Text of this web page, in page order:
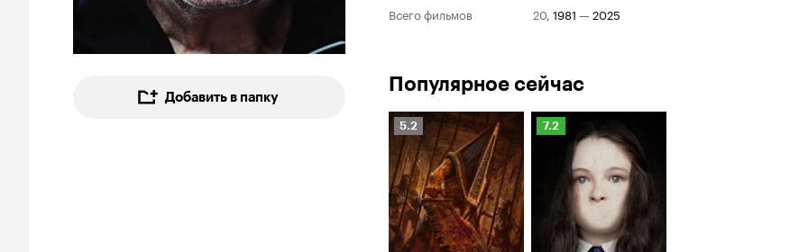
Добавить в папку
Всего фильмов
20, 1981 — 2025
Популярное сейчас
Рейтинг
Кинопоиска
5.2
5.2
Рейтинг
Кинопоиска
7.2